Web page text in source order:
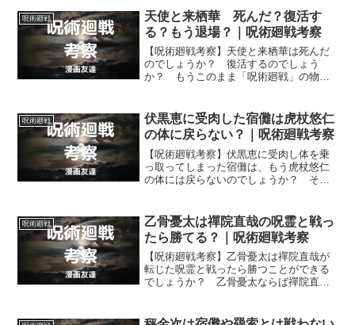
のでしょうか？
呪術廻戦
天使と来栖華 死んだ？復活す
る？もう退場？｜呪術廻戦考察
【呪術廻戦考察】天使と来栖華は死んだ
のでしょうか？ 復活するのでしょう
か？ もうこのまま「呪術廻戦」の物語
か、そして復活はあるのかないのかを考
えます。
呪術廻戦
伏黒恵に受肉した宿儺は虎杖悠仁
の体に戻らない？｜呪術廻戦考察
【呪術廻戦考察】伏黒恵に受肉し体を乗
っ取ってしまった宿儺は、もう虎杖悠仁
の体には戻らないのでしょうか？ それ
ょうか？
呪術廻戦
乙骨憂太は禪院直哉の呪霊と戦っ
たら勝てる？｜呪術廻戦考察
【呪術廻戦考察】乙骨憂太は禪院直哉が
転じた呪霊と戦ったら勝つことができる
でしょうか？ 乙骨憂太ならば禪院直哉
が。